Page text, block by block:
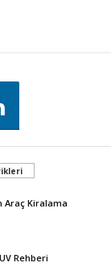
Araç Kiralama
Rehberi